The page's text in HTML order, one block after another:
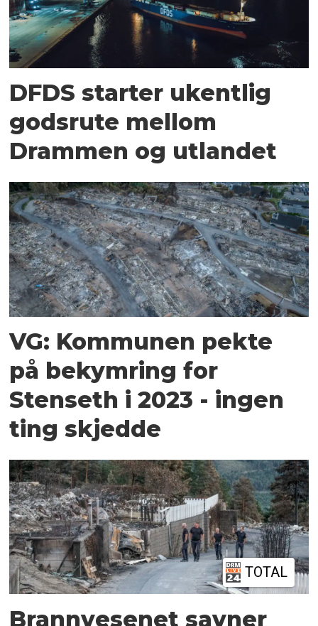
DFDS starter ukentlig
godsrute mellom
Drammen og utlandet
VG: Kommunen pekte
på bekymring for
Stenseth i 2023 - ingen
ting skjedde
TOTAL
Brannvesenet savner